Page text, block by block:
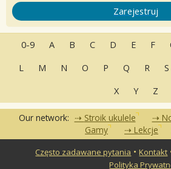
Zarejestruj
0-9 A B C D E F
L
M N O P Q R S
X
Y Z
Our network: Stroik ukulele
Gamy
Lekcje
Często zadawane pytania •Kontakt
Polityka